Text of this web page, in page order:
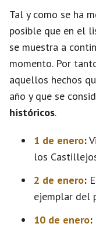
Tal y como se ha
posible que en el
se muestra a
momento. Por
aquellos hechos
año y que se
históricos.
1 de enero:
los
2 de enero:
ejemplar del
10 de enero: